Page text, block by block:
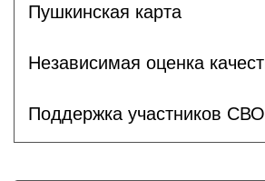
Пушкинская карта
Независимая оценка
Поддержка участников СВО